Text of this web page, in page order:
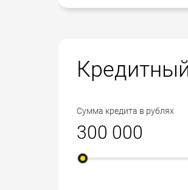
Сумма кредита в рублях